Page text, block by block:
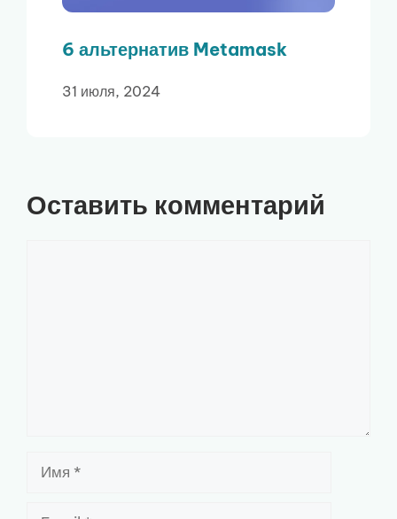
6 альтернатив Metamask
31 июля, 2024
Оставить комментарий